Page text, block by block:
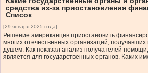
средства из-за приостановления
Список
[29 января 2025 года]
Решение американцев приостановить
многих отечественных организаций,
душем. Как показал анализ получателей
является для государственных органов. Каких